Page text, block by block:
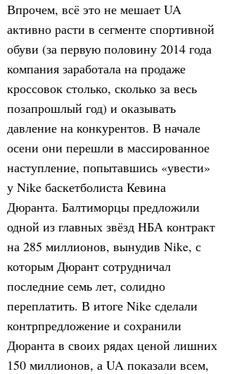
Впрочем, всё это не мешает UA
активно расти в сегменте спортивной
обуви (за первую половину 2014 года
компания заработала на продаже
кроссовок столько, сколько за весь
позапрошлый год) и оказывать
давление на конкурентов. В начале
осени они перешли в массированное
наступление, попытавшись «увести»
у Nike баскетболиста Кевина
Дюранта. Балтиморцы предложили
одной из главных звёзд НБА контракт
на 285 миллионов, вынудив Nike, с
которым Дюрант сотрудничал
последние семь лет, солидно
переплатить. В итоге Nike сделали
контрпредложение и сохранили
Дюранта в своих рядах ценой лишних
150 миллионов, а UA показали всем,